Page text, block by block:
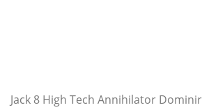
Jack 8 High Tech Annihilator